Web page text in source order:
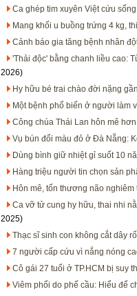
Ca ghép tim xuyên Việt cứu
Mang khối u buồng trứng 4 kg,
Cảnh báo gia tăng bệnh nhân
'Thải độc' bằng chanh liều cao:
2026)
Hy hữu bé trai chào đời nặng
Một bệnh phổ biến ở người làm
Công chúa Thái Lan hôn mê
Vụ bún đổi màu đỏ ở Đà Nẵng:
Dùng bình giữ nhiệt gỉ suốt 10
Hàng triệu người tin chọn sản
Hôn mê, tổn thương não
Ca vỡ tử cung hy hữu, thai nhi
2025)
Thạc sĩ sinh con không cắt dây
7 người cấp cứu vì nắng nóng
Cô gái 27 tuổi ở TP.HCM bị suy
Viêm phổi do phế cầu: Hiểu để